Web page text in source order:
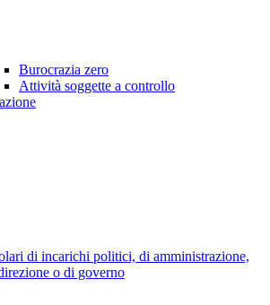
Burocrazia zero
Attività soggette a controllo
di incarichi politici, di amministrazione,
o di governo